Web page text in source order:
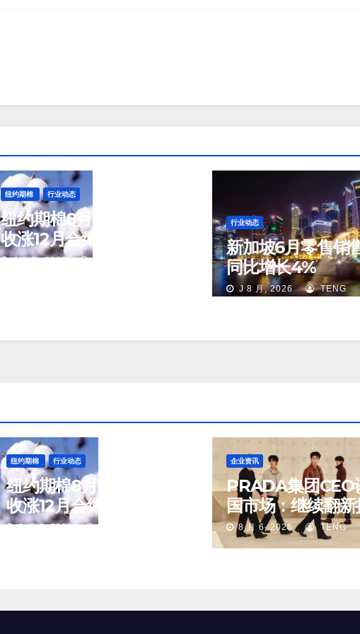
纽约期棉 行业动态
纽约期棉8月6日(周四)
收涨12月合约报83.16美
分/磅
J 8 月, 2026 TENG
行业动态
新加坡6月零售销
同比增长4%
J 8 月, 2026 TENG
纽约期棉 行业动态
纽约期棉8月6日(周四)
收涨12月合约报83.16美
分/磅
8 月 7, 2026 TENG
企业资讯
PRADA集团CEO
国市场：继续翻新
重要门店；某些城
第二、第三店不再
8 月 6, 2026 TENG